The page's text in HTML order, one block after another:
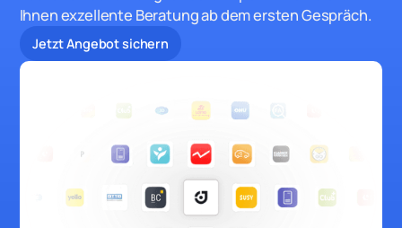
Ihnen exzellente Beratung ab dem ersten Gespräch.
Jetzt Angebot sichern